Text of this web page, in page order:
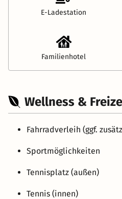
E-Ladestation
Familienhotel
Wellness &
Fahrradverleih (ggf.
Sportmöglichkeiten
Tennisplatz (außen)
Tennis (innen)